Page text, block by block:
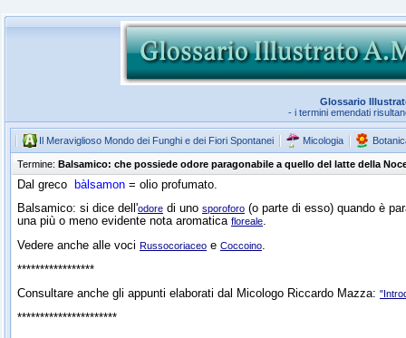
Glossario
- i termini emendati
Il Meraviglioso Mondo dei Funghi e dei Fiori Spontanei Micologia
Termine: Balsamico: che possiede odore paragonabile a quello del latte della
Dal greco bàlsamon = olio profumato.
Balsamico: si dice dell'odore di uno sporoforo (o parte di esso) quando è
una più o meno evidente nota aromatica floreale.
Vedere anche alle voci Russocoriaceo e Coccoino.
*****************
Consultare anche gli appunti elaborati dal Micologo Riccardo Mazza:
**********************